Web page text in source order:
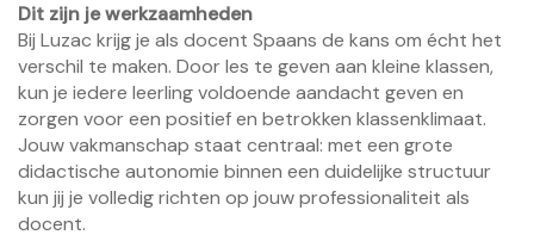
Dit zijn je werkzaamheden
Bij Luzac krijg je als docent Spaans de kans om écht het
verschil te maken. Door les te geven aan kleine klassen,
kun je iedere leerling voldoende aandacht geven en
zorgen voor een positief en betrokken klassenklimaat.
Jouw vakmanschap staat centraal: met een grote
didactische autonomie binnen een duidelijke structuur
kun jij je volledig richten op jouw professionaliteit als
docent.